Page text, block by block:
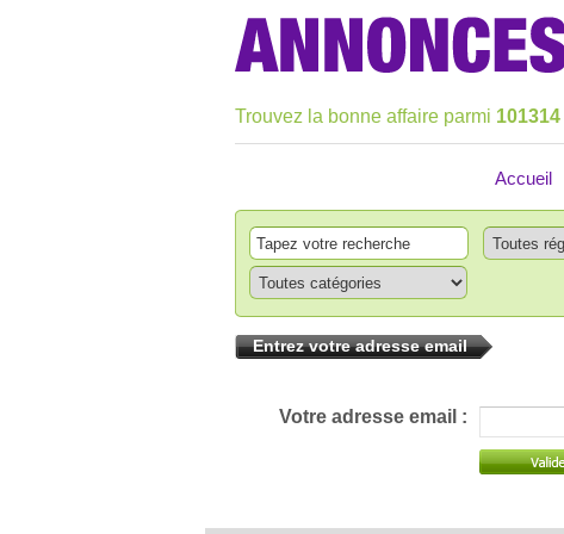
Trouvez la bonne affaire parmi 101314
Accueil
Entrez votre adresse email
Votre adresse email :